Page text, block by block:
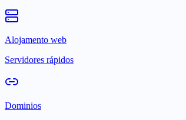
Alojamento web
Servidores rápidos
Dominios